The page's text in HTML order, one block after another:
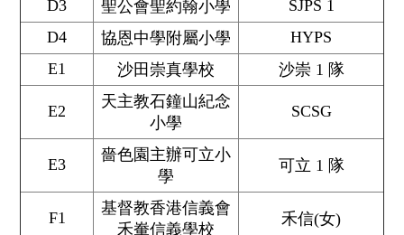
D3 聖公會聖約翰小學
SJPS 1
D4
協恩中學附屬小學
HYPS
E1
沙田崇真學校 沙崇 1 隊
E2
天主教石鐘山紀念
小學
SCSG
E3
嗇色園主辦可立小
學
可立 1 隊
F1
基督教香港信義會
禾輋信義學校
禾信(女)